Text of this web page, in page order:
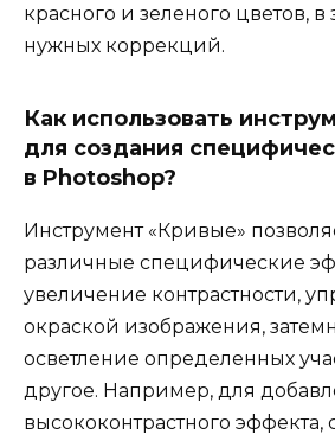
красного и зеленого цветов, в
нужных коррекций.
Как использовать
для создания
в Photoshop?
Инструмент «Кривые»
различные специфические
увеличение контрастности,
окраской изображения,
осветление определенных
другое. Например, для
высококонтрастного эффекта,